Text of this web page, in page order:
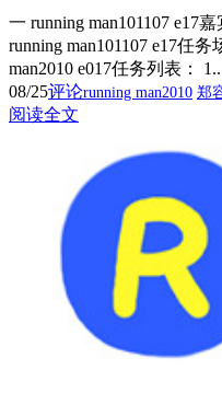
一 running man101107 e17
running man101107 e17任
man2010 e017任务列表：
08/25评论running man2010 郑
阅读全文